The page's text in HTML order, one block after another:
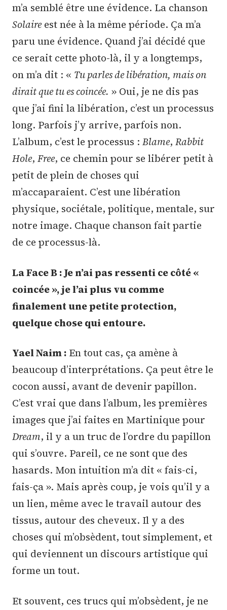
m’a semblé être une évidence. La chanson
Solaire est née à la même période. Ça m’a
paru une évidence. Quand j’ai décidé que
ce serait cette photo-là, il y a longtemps,
on m’a dit : « Tu parles de libération, mais on
dirait que tu es coincée. » Oui, je ne dis pas
que j’ai fini la libération, c’est un processus
long. Parfois j’y arrive, parfois non.
L’album, c’est le processus : Blame, Rabbit
Hole, Free, ce chemin pour se libérer petit à
petit de plein de choses qui
m’accaparaient. C’est une libération
physique, sociétale, politique, mentale, sur
notre image. Chaque chanson fait partie
de ce processus-là.
La Face B :Je n’ai pas ressenti ce côté «
coincée », je l’ai plus vu comme
finalement une petite protection,
quelque chose qui entoure.
Yael Naim : En tout cas, ça amène à
beaucoup d’interprétations. Ça peut être le
cocon aussi, avant de devenir papillon.
C’est vrai que dans l’album, les premières
images que j’ai faites en Martinique pour
Dream, il y a un truc de l’ordre du papillon
qui s’ouvre. Pareil, ce ne sont que des
hasards. Mon intuition m’a dit « fais-ci,
fais-ça ». Mais après coup, je vois qu’il y a
un lien, même avec le travail autour des
tissus, autour des cheveux. Il y a des
choses qui m’obsèdent, tout simplement, et
qui deviennent un discours artistique qui
forme un tout.
Et souvent, ces trucs qui m’obsèdent, je ne